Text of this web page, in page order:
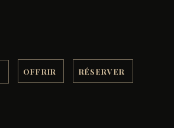
OFFRIR RÉSERVER